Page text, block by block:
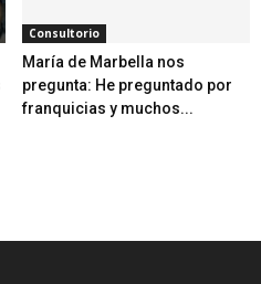
Consultorio
María de Marbella nos
pregunta: He preguntado por
franquicias y muchos...